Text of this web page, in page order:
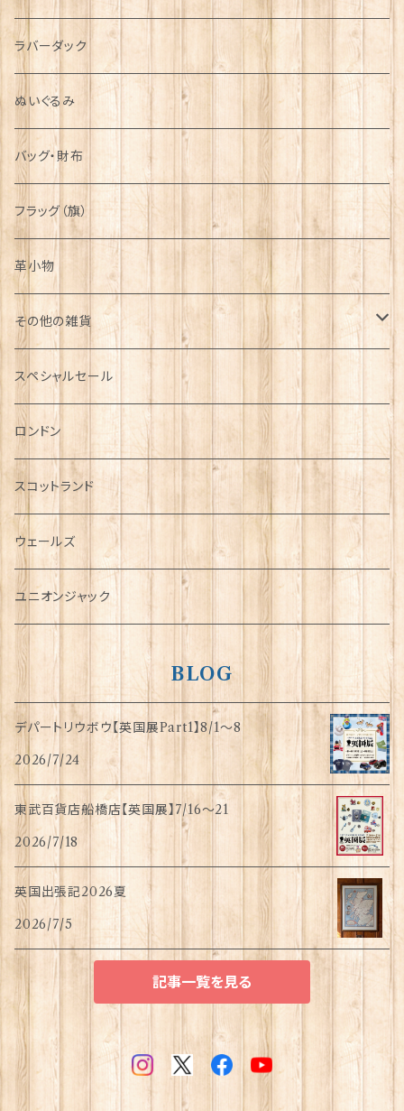
シンボル
ラバーダック
ぬいぐるみ
バッグ・財布
フラッグ（旗）
革小物
その他の雑貨
ミニカー
チャーム
犬グッズ
傘
指貫(シンブル)
スペシャルセール
ロンドン
スコットランド
ウェールズ
ユニオンジャック
BLOG
デパートリウボウ【英国展Part1】8/1〜8
2026/7/24
東武百貨店船橋店【英国展】7/16～21
2026/7/18
英国出張記2026夏
2026/7/5
記事一覧を見る